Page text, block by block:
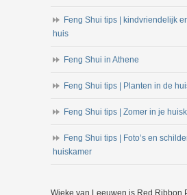
Feng Shui tips | kindvriendelijk
huis
Feng Shui in Athene
Feng Shui tips | Planten in de
Feng Shui tips | Zomer in je
Feng Shui tips | Foto’s en
huiskamer